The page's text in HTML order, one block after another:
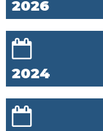
2026
2024